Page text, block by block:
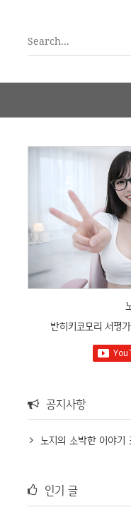
반히키코모리 서평
공지사항
노지의 소박한 이야기
인기 글